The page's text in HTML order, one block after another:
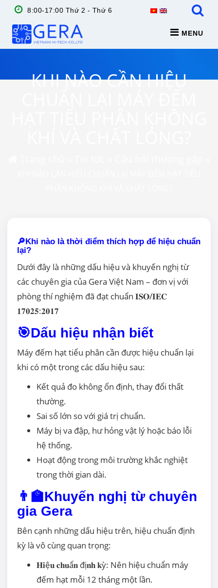
8:00-17:00 Thứ 2 - Thứ 6
MENU
KHI NÀO CẦN HIỆU
🔎Khi nào là thời điểm thích hợp để hiệu chuẩn
lại?
Dưới đây là những dấu hiệu và khuyến nghị từ
các chuyên gia của Gera Việt Nam – đơn vị với
phòng thí nghiệm đã đạt chuẩn 𝐈𝐒𝐎/𝐈𝐄𝐂
𝟏𝟕𝟎𝟐𝟓:𝟐𝟎𝟏𝟕
🎯Dấu hiệu nhận biết
Máy đếm hạt tiểu phân cần được hiệu chuẩn lại
khi có một trong các dấu hiệu sau:
Kết quả đo không ổn định, thay đổi thất
thường.
Sai số lớn so với giá trị chuẩn.
Máy bị va đập, hư hỏng vật lý hoặc báo lỗi
hệ thống.
Hoạt động trong môi trường khắc nghiệt
trong thời gian dài.
👨‍🏫Khuyến nghị từ chuyên
gia Gera
Bên cạnh những dấu hiệu trên, hiệu chuẩn định
kỳ là vô cùng quan trọng:
𝐇𝐢ệ𝐮 𝐜𝐡𝐮ẩ𝐧 đị𝐧𝐡 𝐤ỳ: Nên hiệu chuẩn máy
đếm hạt mỗi 12 tháng một lần.